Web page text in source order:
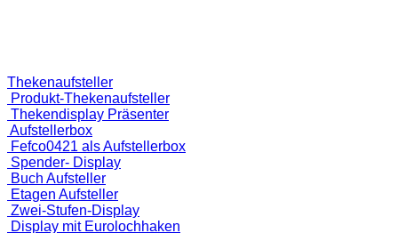
Thekenaufsteller
Produkt-Thekenaufsteller
Thekendisplay Präsenter
Aufstellerbox
Fefco0421 als Aufstellerbox
Spender- Display
Buch Aufsteller
Etagen Aufsteller
Zwei-Stufen-Display
Display mit Eurolochhaken